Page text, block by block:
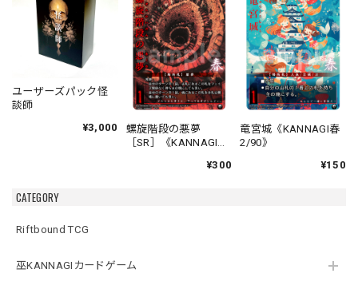
CATEGORY
Riftbound TCG
巫KANNAGIカードゲーム
ユーザーズパック怪
談師
¥3,000
螺旋階段の悪夢
［SR］《KANNAGI春
¥300
竜宮城《KANNAGI春
2/90》
¥150